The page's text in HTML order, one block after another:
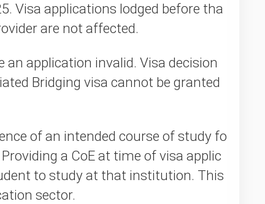
Visa applications lodged before tha
are not affected.
application invalid. Visa decision
Bridging visa cannot be granted
of an intended course of study fo
a CoE at time of visa applic
to study at that institution. This
sector.